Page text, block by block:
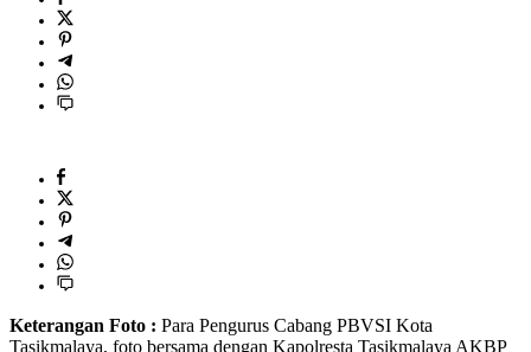
Keterangan Foto : Para Pengurus Cabang PBVSI Kota
Tasikmalaya, foto bersama dengan Kapolresta Tasikmalaya AKBP